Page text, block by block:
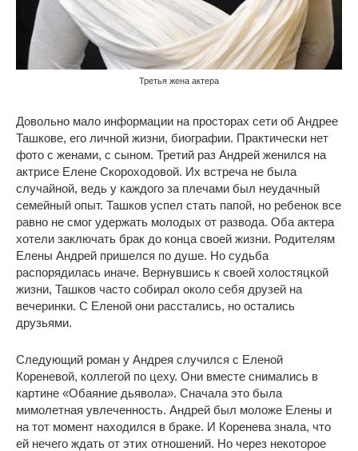
Третья жена актера
Довольно мало информации на просторах сети об Андрее
Ташкове, его личной жизни, биографии. Практически нет
фото с женами, с сыном. Третий раз Андрей женился на
актрисе Елене Скороходовой. Их встреча не была
случайной, ведь у каждого за плечами был неудачный
семейный опыт. Ташков успел стать папой, но ребенок все
равно не смог удержать молодых от развода. Оба актера
хотели заключать брак до конца своей жизни. Родителям
Елены Андрей пришелся по душе. Но судьба
распорядилась иначе. Вернувшись к своей холостяцкой
жизни, Ташков часто собирал около себя друзей на
вечеринки. С Еленой они расстались, но остались
друзьями.
Следующий роман у Андрея случился с Еленой
Кореневой, коллегой по цеху. Они вместе снимались в
картине «Обаяние дьявола». Сначала это была
мимолетная увлеченность. Андрей был моложе Елены и
на тот момент находился в браке. И Коренева знала, что
ей нечего ждать от этих отношений. Но через некоторое